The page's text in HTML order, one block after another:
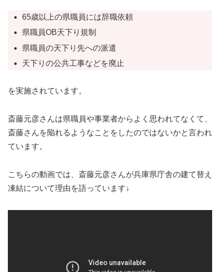
65歳以上の県職員には辞職依頼
県職員OB天下り規制
県職員の天下り先への派遣
天下りの公共工事などを廃止
を実施されています。
斎藤元彦さんは県職員や事業者からよく思われてなくて、
斎藤さんを陥れるようなことをしたのではないかと言われ
ています。
こちらの動画では、斎藤元彦さんが兵庫県庁舎の建て替え
凍結について理由を語っています↓